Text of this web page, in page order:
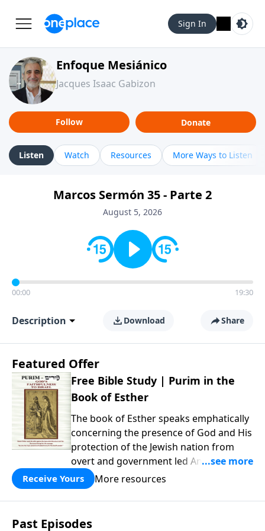
Sign In
Enfoque Mesiánico
Jacques Isaac Gabizon
Follow Donate
Listen Watch Resources More Ways to Listen
Marcos Sermón 35 - Parte 2
August 5, 2026
00:00 19:30
Description Download Share
Featured Offer
Free Bible Study | Purim in the
Book of Esther
The book of Esther speaks emphatically
concerning the presence of God and His
protection of the Jewish nation from
overt and government led Antisemitism.
We invite you to download this flip-book
presentation of the story of Purim, and
don’t forget to click the music icon to
get that messianic flavor while reading!
Receive Yours More resources
Past Episodes